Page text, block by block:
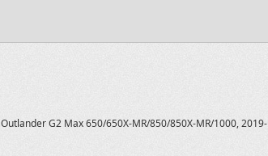
Outlander G2 Max 650/650X-MR/850/850X-MR/1000, 2019-